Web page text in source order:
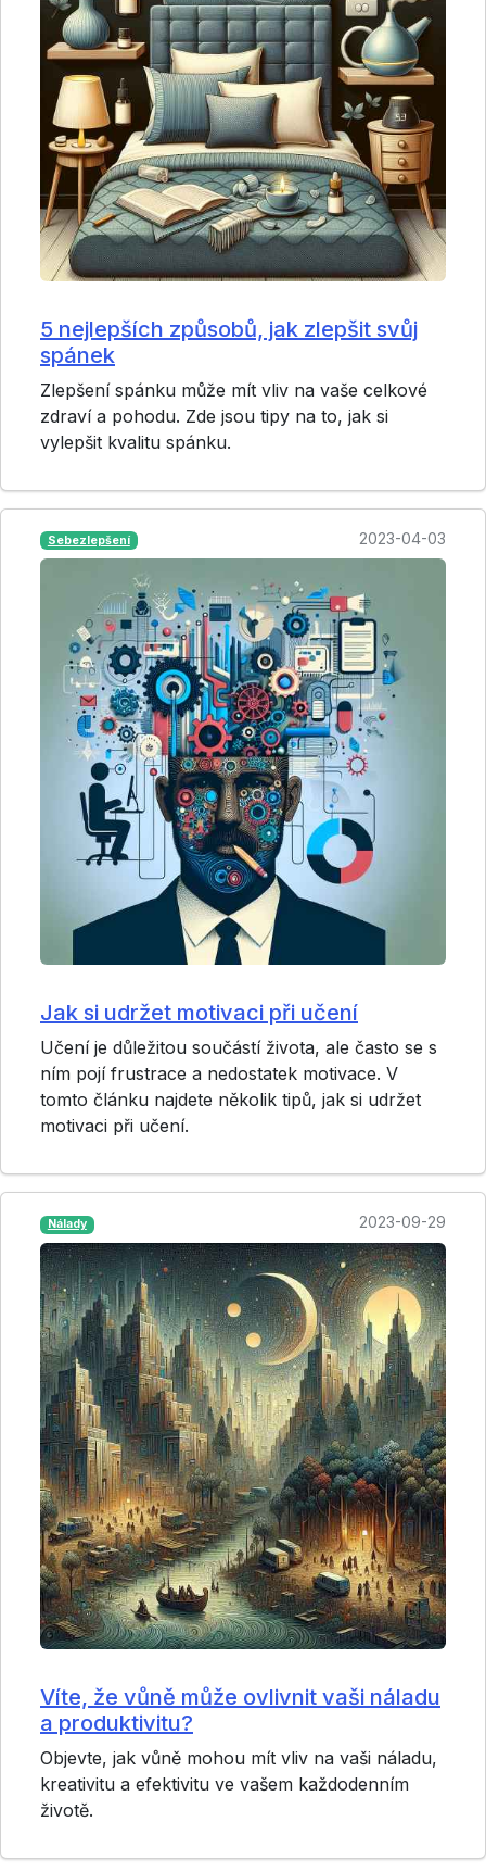
5 nejlepších způsobů, jak zlepšit svůj
spánek
Zlepšení spánku může mít vliv na vaše celkové
zdraví a pohodu. Zde jsou tipy na to, jak si
vylepšit kvalitu spánku.
Sebezlepšení 2023-04-03
Jak si udržet motivaci při učení
Učení je důležitou součástí života, ale často se s
ním pojí frustrace a nedostatek motivace. V
tomto článku najdete několik tipů, jak si udržet
motivaci při učení.
Nálady 2023-09-29
Víte, že vůně může ovlivnit vaši náladu
a produktivitu?
Objevte, jak vůně mohou mít vliv na vaši náladu,
kreativitu a efektivitu ve vašem každodenním
životě.